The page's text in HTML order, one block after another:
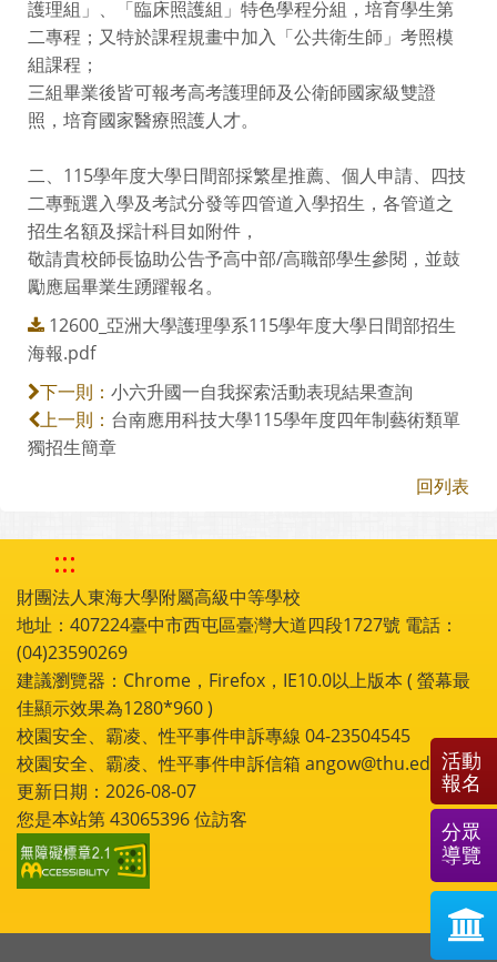
護理組」、「臨床照護組」特色學程分組，培育學生第
二專程；又特於課程規畫中加入「公共衛生師」考照模
組課程；
三組畢業後皆可報考高考護理師及公衛師國家級雙證
照，培育國家醫療照護人才。
二、115學年度大學日間部採繁星推薦、個人申請、四技
二專甄選入學及考試分發等四管道入學招生，各管道之
招生名額及採計科目如附件，
敬請貴校師長協助公告予高中部/高職部學生參閱，並鼓
勵應屆畢業生踴躍報名。
12600_亞洲大學護理學系115學年度大學日間部招生
海報.pdf
下一則： 小六升國一自我探索活動表現結果查詢
上一則： 台南應用科技大學115學年度四年制藝術類單
獨招生簡章
回列表
:::
財團法人東海大學附屬高級中等學校
地址：407224臺中市西屯區臺灣大道四段1727號 電話：
(04)23590269
建議瀏覽器：Chrome，Firefox，IE10.0以上版本 ( 螢幕最
佳顯示效果為1280*960 )
校園安全、霸凌、性平事件申訴專線 04-23504545
校園安全、霸凌、性平事件申訴信箱 angow@thu.edu.tw
更新日期：2026-08-07
您是本站第43065396位訪客
活動
報名
分眾
導覽